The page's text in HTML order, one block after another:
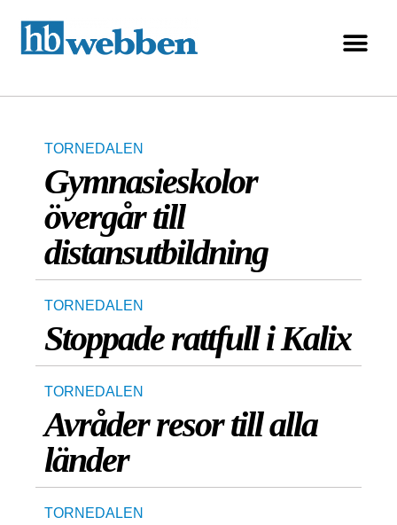
TORNEDALEN
Gymnasieskolor
övergår till
distansutbildning
TORNEDALEN
Stoppade rattfull i Kalix
TORNEDALEN
Avråder resor till alla
länder
TORNEDALEN